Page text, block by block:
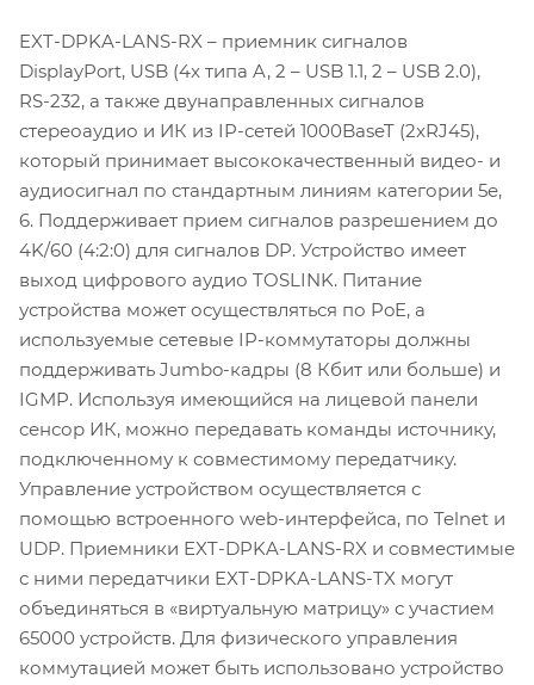
EXT-DPKA-LANS-RX – приемник сигналов
DisplayPort, USB (4x типа A, 2 – USB 1.1, 2 – USB 2.0),
RS-232, а также двунаправленных сигналов
стереоаудио и ИК из IP-сетей 1000BaseT (2xRJ45),
который принимает высококачественный видео- и
аудиосигнал по стандартным линиям категории 5е,
6. Поддерживает прием сигналов разрешением до
4K/60 (4:2:0) для сигналов DP. Устройство имеет
выход цифрового аудио TOSLINK. Питание
устройства может осуществляться по PoE, а
используемые сетевые IP-коммутаторы должны
поддерживать Jumbo-кадры (8 Кбит или больше) и
IGMP. Используя имеющийся на лицевой панели
сенсор ИК, можно передавать команды источнику,
подключенному к совместимому передатчику.
Управление устройством осуществляется с
помощью встроенного web-интерфейса, по Telnet и
UDP. Приемники EXT-DPKA-LANS-RX и совместимые
с ними передатчики EXT-DPKA-LANS-TX могут
объединяться в «виртуальную матрицу» с участием
65000 устройств. Для физического управления
коммутацией может быть использовано устройство